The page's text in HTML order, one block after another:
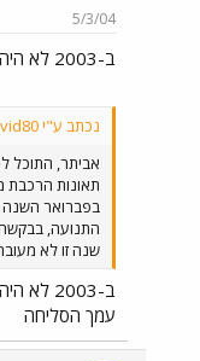
5/3/04
ב-2003 לא היה 29 בפברואר, רק 28.
נכתב ע"י david80:
אביתר, התוכל
בפברואר השנה
שנה זו לא
ב-2003 לא היה 29 בפברואר, רק 28.
עמך הסליחה